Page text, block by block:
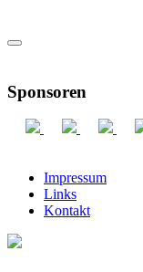
Sponsoren
Impressum
Links
Kontakt